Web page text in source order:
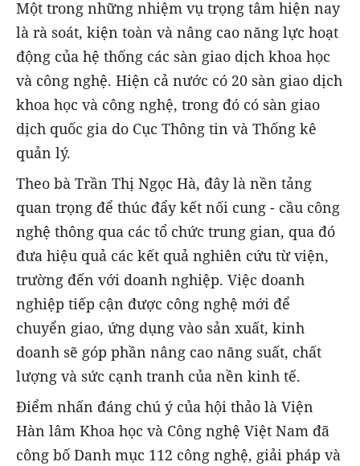
Một trong những nhiệm vụ trọng tâm hiện nay
là rà soát, kiện toàn và nâng cao năng lực hoạt
động của hệ thống các sàn giao dịch khoa học
và công nghệ. Hiện cả nước có 20 sàn giao dịch
khoa học và công nghệ, trong đó có sàn giao
dịch quốc gia do Cục Thông tin và Thống kê
quản lý.
Theo bà Trần Thị Ngọc Hà, đây là nền tảng
quan trọng để thúc đẩy kết nối cung - cầu công
nghệ thông qua các tổ chức trung gian, qua đó
đưa hiệu quả các kết quả nghiên cứu từ viện,
trường đến với doanh nghiệp. Việc doanh
nghiệp tiếp cận được công nghệ mới để
chuyển giao, ứng dụng vào sản xuất, kinh
doanh sẽ góp phần nâng cao năng suất, chất
lượng và sức cạnh tranh của nền kinh tế.
Điểm nhấn đáng chú ý của hội thảo là Viện
Hàn lâm Khoa học và Công nghệ Việt Nam đã
công bố Danh mục 112 công nghệ, giải pháp và